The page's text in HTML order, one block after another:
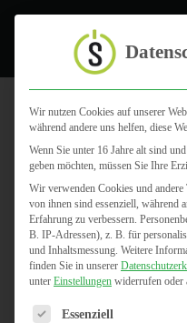
Wir nutzen Cookies auf unserer
während andere uns helfen, diese
Wenn Sie unter 16 Jahre alt sind
geben möchten, müssen Sie Ihre
Wir verwenden Cookies und
von ihnen sind essenziell, während
Erfahrung zu verbessern.
B. IP-Adressen), z. B. für
und Inhaltsmessung. Weitere
finden Sie in unserer
unter Einstellungen widerrufen oder
Es folgt eine Liste der
Essenziell